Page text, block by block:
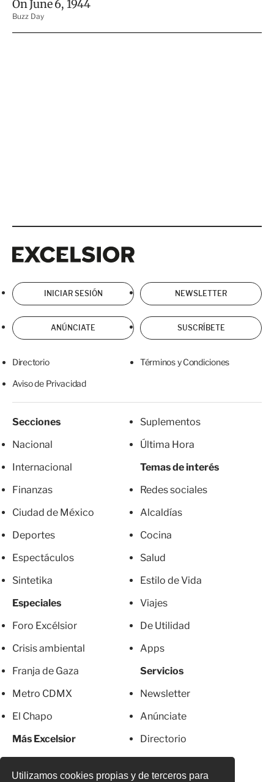
Utilizamos cookies propias y de terceros para
INICIAR SESIÓN NEWSLETTER
ANÚNCIATE SUSCRÍBETE
Directorio Términos y Condiciones
Aviso de Privacidad
Secciones
Nacional
Internacional
Finanzas
Ciudad de México
Deportes
Espectáculos
Sintetika
Especiales
Foro Excélsior
Crisis ambiental
Franja de Gaza
Metro CDMX
El Chapo
Más Excelsior
Suplementos
Última Hora
Temas de interés
Redes sociales
Alcaldías
Cocina
Salud
Estilo de Vida
Viajes
De Utilidad
Apps
Servicios
Newsletter
Anúnciate
Directorio